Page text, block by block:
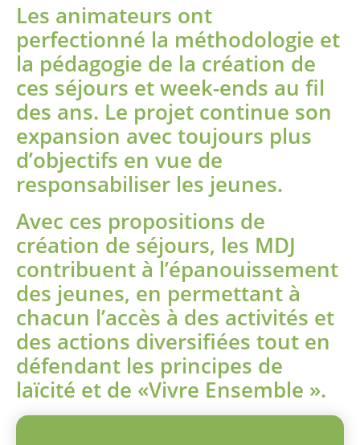
Les animateurs ont
perfectionné la méthodologie et
la pédagogie de la création de
ces séjours et week-ends au fil
des ans. Le projet continue son
expansion avec toujours plus
d’objectifs en vue de
responsabiliser les jeunes.
Avec ces propositions de
création de séjours, les MDJ
contribuent à l’épanouissement
des jeunes, en permettant à
chacun l’accès à des activités et
des actions diversifiées tout en
défendant les principes de
laïcité et de «Vivre Ensemble ».